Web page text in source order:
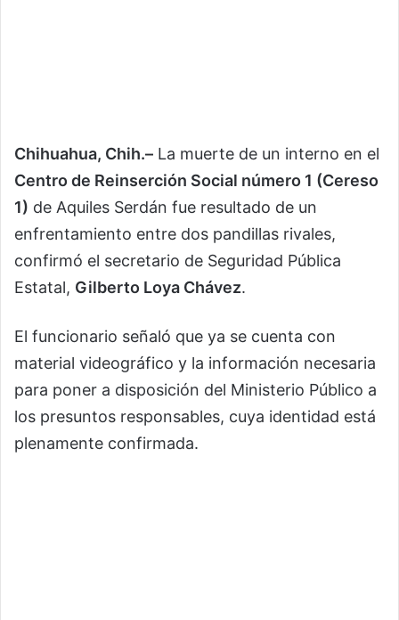
Chihuahua, Chih.– La muerte de un interno en el
Centro de Reinserción Social número 1 (Cereso
1) de Aquiles Serdán fue resultado de un
enfrentamiento entre dos pandillas rivales,
confirmó el secretario de Seguridad Pública
Estatal, Gilberto Loya Chávez.
El funcionario señaló que ya se cuenta con
material videográfico y la información necesaria
para poner a disposición del Ministerio Público a
los presuntos responsables, cuya identidad está
plenamente confirmada.